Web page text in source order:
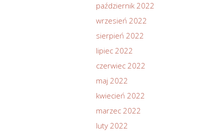
październik 2022
wrzesień 2022
sierpień 2022
lipiec 2022
czerwiec 2022
maj 2022
kwiecień 2022
marzec 2022
luty 2022